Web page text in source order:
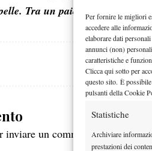
Per fornire le migliori
accedere alle
elaborare dati
annunci (non)
caratteristiche e
Clicca qui sotto per
questo sito. È
pulsanti della Cookie
Statistiche
Archiviare
prestazioni dei
Tra un paio di mesi dovrei
inviare un commento.